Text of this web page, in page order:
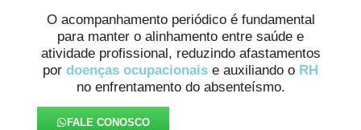
O acompanhamento periódico é fundamental
para manter o alinhamento entre saúde e
atividade profissional, reduzindo afastamentos
por doenças ocupacionais e auxiliando o RH
no enfrentamento do absenteísmo.
FALE CONOSCO